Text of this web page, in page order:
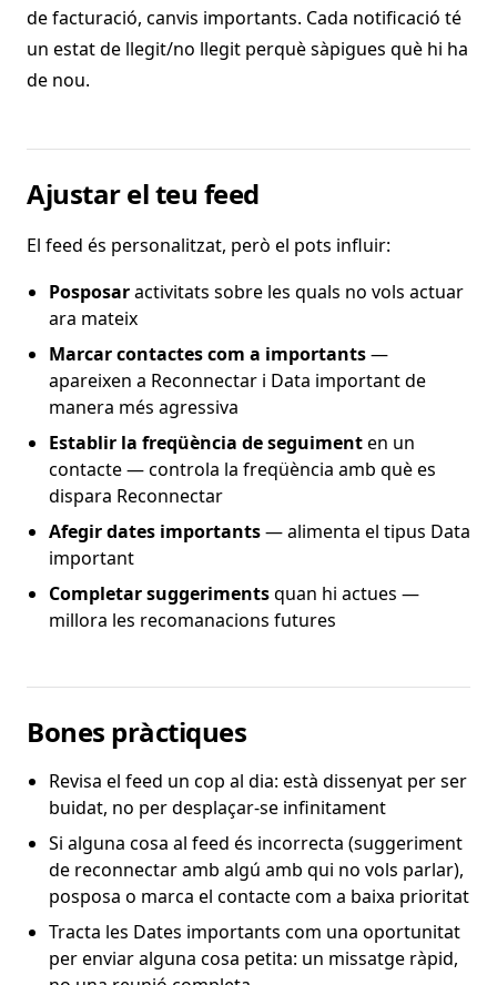
de facturació, canvis importants. Cada notificació té
un estat de llegit/no llegit perquè sàpigues què hi ha
de nou.
Ajustar el teu feed
El feed és personalitzat, però el pots influir:
Posposaractivitats sobre les quals no vols actuar
ara mateix
Marcar contactes com a importants—
apareixen a Reconnectar i Data important de
manera més agressiva
Establir la freqüència de seguimenten un
contacte — controla la freqüència amb què es
dispara Reconnectar
Afegir dates importants— alimenta el tipus Data
important
Completar suggerimentsquan hi actues —
millora les recomanacions futures
Bones pràctiques
Revisa el feed un cop al dia: està dissenyat per ser
buidat, no per desplaçar-se infinitament
Si alguna cosa al feed és incorrecta (suggeriment
de reconnectar amb algú amb qui no vols parlar),
posposa o marca el contacte com a baixa prioritat
Tracta les Dates importants com una oportunitat
per enviar alguna cosa petita: un missatge ràpid,